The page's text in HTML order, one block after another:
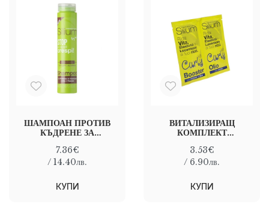
ШАМПОАН ПРОТИВ
КЪДРЕНЕ ЗА
SILIUM ANTI-
FRIZZY SHAMPOO
7.36€
/ 14.40лв.
КУПИ
ВИТАЛИЗИРАЩ
КОМПЛЕКТ
ТЕРАПИЯ ЗА ЛЕЧЕНИЕ
НА КЪДРАВА КОСА
3.53€
/ 6.90лв.
КУПИ